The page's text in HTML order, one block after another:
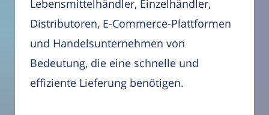
Lebensmittelhändler, Einzelhändler,
Distributoren, E-Commerce-Plattformen
und Handelsunternehmen von
Bedeutung, die eine schnelle und
effiziente Lieferung benötigen.